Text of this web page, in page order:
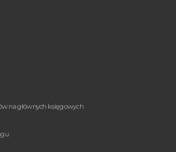
na głównych księgowych